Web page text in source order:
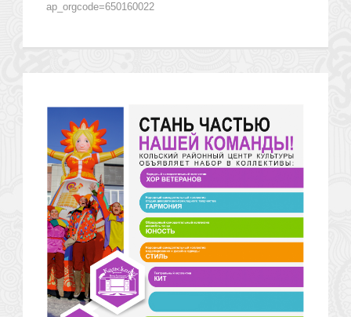
ap_orgcode=650160022